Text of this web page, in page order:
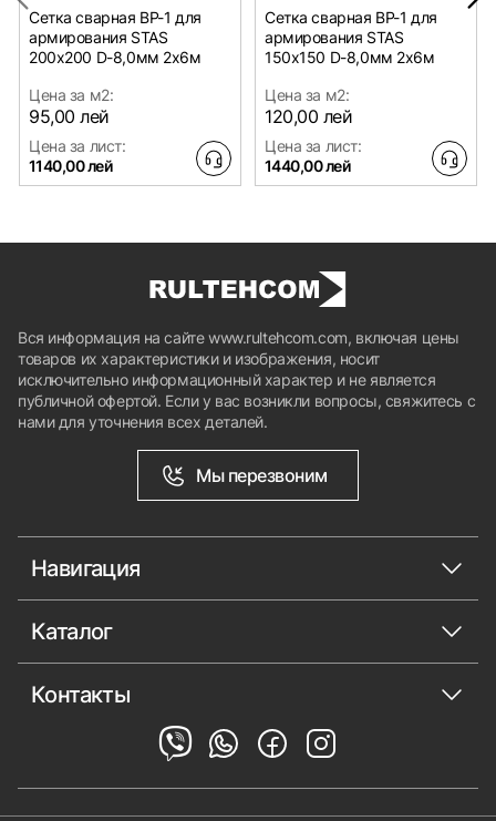
Сетка сварная ВР-1 для
армирования STAS
200х200 D-8,0мм 2х6м
Цена за м2:
95,00 лей
Цена за лист:
1140,00 лей
Сетка сварная ВР-1 для
армирования STAS
150х150 D-8,0мм 2х6м
Цена за м2:
120,00 лей
Цена за лист:
1440,00 лей
Вся информация на сайте www.rultehcom.com, включая цены
товаров их характеристики и изображения, носит
исключительно информационный характер и не является
публичной офертой. Если у вас возникли вопросы, свяжитесь с
нами для уточнения всех деталей.
Мы перезвоним
Навигация
Каталог
Контакты